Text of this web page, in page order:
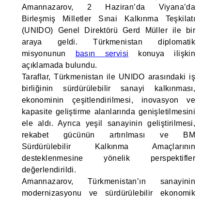
Amannazarov, 2 Haziran’da Viyana’da
Birleşmiş Milletler Sınai Kalkınma Teşkilatı
(UNIDO) Genel Direktörü Gerd Müller ile bir
araya geldi. Türkmenistan diplomatik
misyonunun
basın servisi konuya ilişkin
açıklamada bulundu.
Taraflar, Türkmenistan ile UNIDO arasındaki iş
birliğinin sürdürülebilir sanayi kalkınması,
ekonominin çeşitlendirilmesi, inovasyon ve
kapasite geliştirme alanlarında genişletilmesini
ele aldı. Ayrıca yeşil sanayinin geliştirilmesi,
rekabet gücünün artırılması ve BM
Sürdürülebilir Kalkınma Amaçlarının
desteklenmesine yönelik perspektifler
değerlendirildi.
Amannazarov, Türkmenistan’ın sanayinin
modernizasyonu ve sürdürülebilir ekonomik